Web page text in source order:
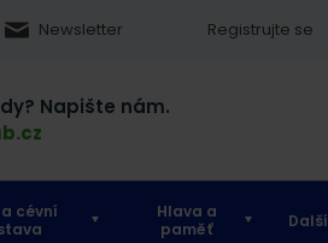
Newsletter Registrujte se
Napište nám.
cévní
Hlava a
paměť
Další